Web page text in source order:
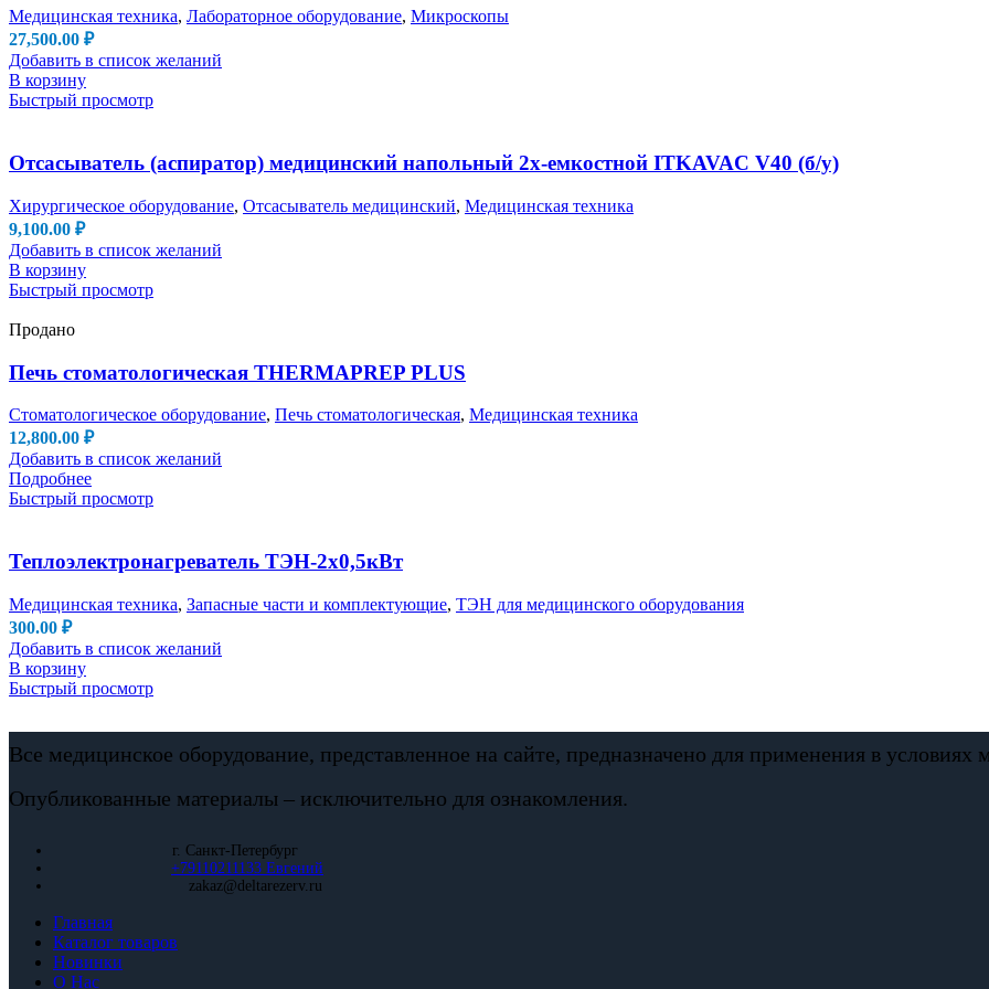
Медицинская техника, Лабораторное оборудование, Микроскопы
27,500.00 ₽
Добавить в список желаний
В корзину
Быстрый просмотр
Отсасыватель (аспиратор) медицинский напольный 2х-емкостной ITKAVAC V40 (б/у)
Хирургическое оборудование, Отсасыватель медицинский, Медицинская техника
9,100.00 ₽
Добавить в список желаний
В корзину
Быстрый просмотр
Продано
Печь стоматологическая THERMAPREP PLUS
Стоматологическое оборудование, Печь стоматологическая, Медицинская техника
12,800.00 ₽
Добавить в список желаний
Подробнее
Быстрый просмотр
Теплоэлектронагреватель ТЭН-2х0,5кВт
Медицинская техника, Запасные части и комплектующие, ТЭН для медицинского оборудования
300.00 ₽
Добавить в список желаний
В корзину
Быстрый просмотр
Все медицинское оборудование, представленное на сайте, предназначено для применения в
Опубликованные материалы – исключительно для ознакомления.
г. Санкт-Петербург
+79110211133 Евгений
zakaz@deltarezerv.ru
Главная
Каталог товаров
Новинки
О Нас